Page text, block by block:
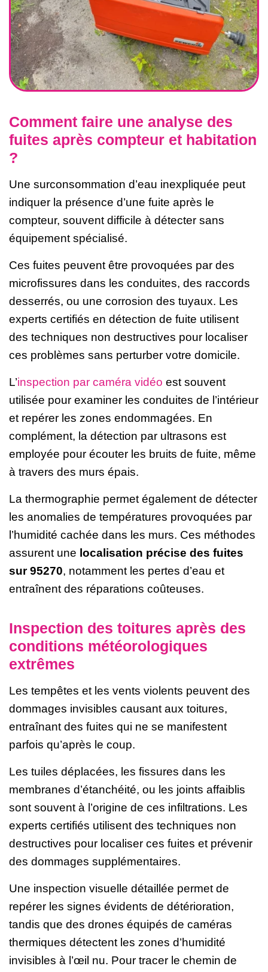
Comment faire une analyse des
fuites après compteur et habitation
?
Une surconsommation d’eau inexpliquée peut
indiquer la présence d’une fuite après le
compteur, souvent difficile à détecter sans
équipement spécialisé.
Ces fuites peuvent être provoquées par des
microfissures dans les conduites, des raccords
desserrés, ou une corrosion des tuyaux. Les
experts certifiés en détection de fuite utilisent
des techniques non destructives pour localiser
ces problèmes sans perturber votre domicile.
L’inspection par caméra vidéo est souvent
utilisée pour examiner les conduites de l’intérieur
et repérer les zones endommagées. En
complément, la détection par ultrasons est
employée pour écouter les bruits de fuite, même
à travers des murs épais.
La thermographie permet également de détecter
les anomalies de températures provoquées par
l’humidité cachée dans les murs. Ces méthodes
assurent une localisation précise des fuites
sur 95270, notamment les pertes d’eau et
entraînent des réparations coûteuses.
Inspection des toitures après des
conditions météorologiques
extrêmes
Les tempêtes et les vents violents peuvent des
dommages invisibles causant aux toitures,
entraînant des fuites qui ne se manifestent
parfois qu’après le coup.
Les tuiles déplacées, les fissures dans les
membranes d’étanchéité, ou les joints affaiblis
sont souvent à l’origine de ces infiltrations. Les
experts certifiés utilisent des techniques non
destructives pour localiser ces fuites et prévenir
des dommages supplémentaires.
Une inspection visuelle détaillée permet de
repérer les signes évidents de détérioration,
tandis que des drones équipés de caméras
thermiques détectent les zones d’humidité
invisibles à l’œil nu. Pour tracer le chemin de